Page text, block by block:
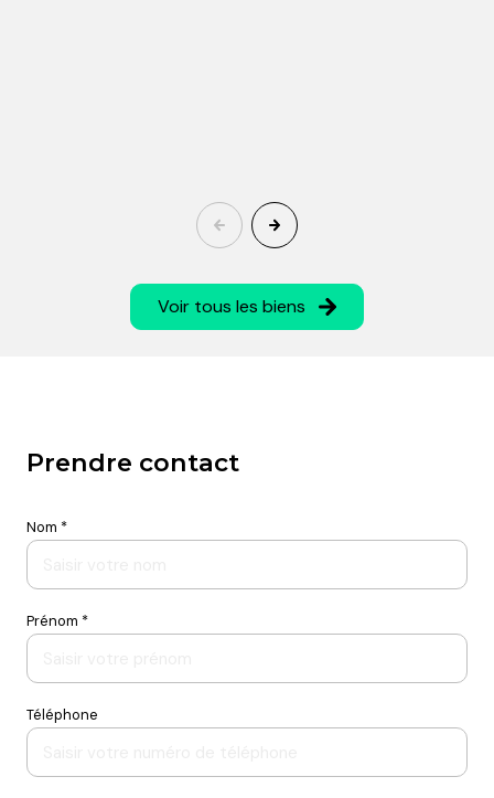
Voir tous les biens
Prendre contact
Nom *
Prénom *
Téléphone